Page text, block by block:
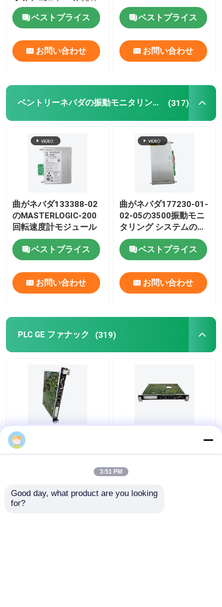
余分なプロセッサCPU
モジュール
ベストプライス
お問い合わせ
コントローラー モジュ
ール ベストプライス
お問い合わせ
ベントリーネバダの振動モニタリングシステム (317)
曲がネバダ133388-02
のMASTERLOGIC-200
回転速度計モジュール
ベストプライス
お問い合わせ
曲がネバダ177230-01-
02-05の3500振動モニ
タリング システムの地
震送信機
ベストプライス
お問い合わせ
PLC GE ファナック (319)
GE FANUC
IS215ACLEH1AC
SPEEDTRONICの電源
SPEEDTRONIC
SINGLE-SLOTのコント
ローラー
3:51 PM
Good day, what product are you looking
for?